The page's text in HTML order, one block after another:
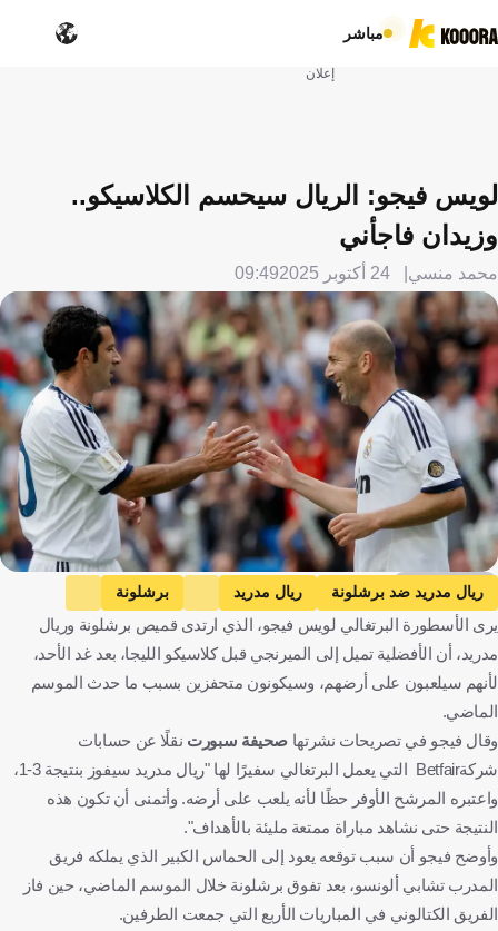
مباشر
إعلان
لويس فيجو: الريال سيحسم الكلاسيكو..
وزيدان فاجأني
محمد منسي 24 أكتوبر 2025 09:49
Getty Images
ريال مدريد ضد برشلونة ريال مدريد
برشلونة
الدوري الإسباني
زين الدين زيدان لويس فيغو إسبانيا
فرنسا
البرتغال
كرة قدم
يرى الأسطورة البرتغالي لويس فيجو، الذي ارتدى قميص برشلونة وريال
مدريد، أن الأفضلية تميل إلى الميرنجي قبل كلاسيكو الليجا، بعد غد الأحد،
لأنهم سيلعبون على أرضهم، وسيكونون متحفزين بسبب ما حدث الموسم
الماضي.
وقال فيجو في تصريحات نشرتها صحيفة سبورت نقلًا عن حسابات
شركةBetfair التي يعمل البرتغالي سفيرًا لها "ريال مدريد سيفوز بنتيجة 3-1،
واعتبره المرشح الأوفر حظًا لأنه يلعب على أرضه. وأتمنى أن تكون هذه
النتيجة حتى نشاهد مباراة ممتعة مليئة بالأهداف".
وأوضح فيجو أن سبب توقعه يعود إلى الحماس الكبير الذي يملكه فريق
المدرب تشابي ألونسو، بعد تفوق برشلونة خلال الموسم الماضي، حين فاز
الفريق الكتالوني في المباريات الأربع التي جمعت الطرفين.